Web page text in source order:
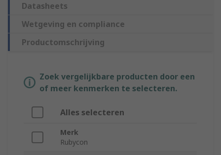
Datasheets
Wetgeving en compliance
Productomschrijving
Zoek vergelijkbare producten door een
of meer kenmerken te selecteren.
Alles selecteren
Merk
Rubycon